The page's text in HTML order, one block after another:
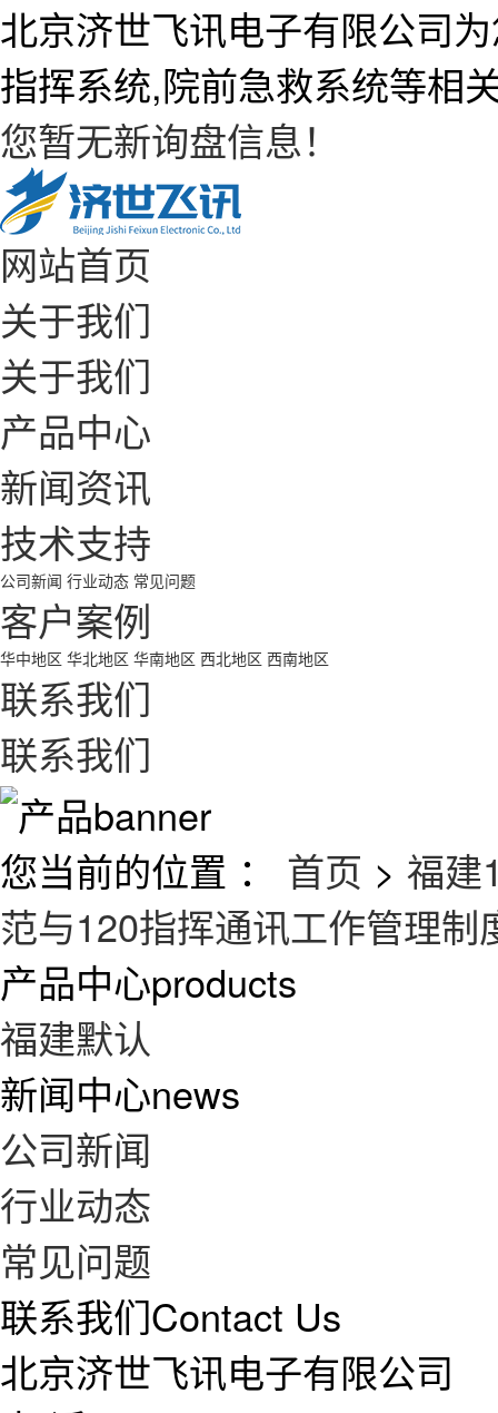
北京济世飞讯电子有限公司
指挥系统,院前急救系统等相
您暂无新询盘信息！
网站首页
关于我们
关于我们
产品中心
新闻资讯
技术支持
公司新闻 行业动态 常见问题
客户案例
华中地区 华北地区 华南地区 西北地区 西南地区
联系我们
联系我们
您当前的位置 ： 首页 > 福建
范与120指挥通讯工作管理制
产品中心products
福建默认
新闻中心news
公司新闻
行业动态
常见问题
联系我们Contact Us
北京济世飞讯电子有限公司